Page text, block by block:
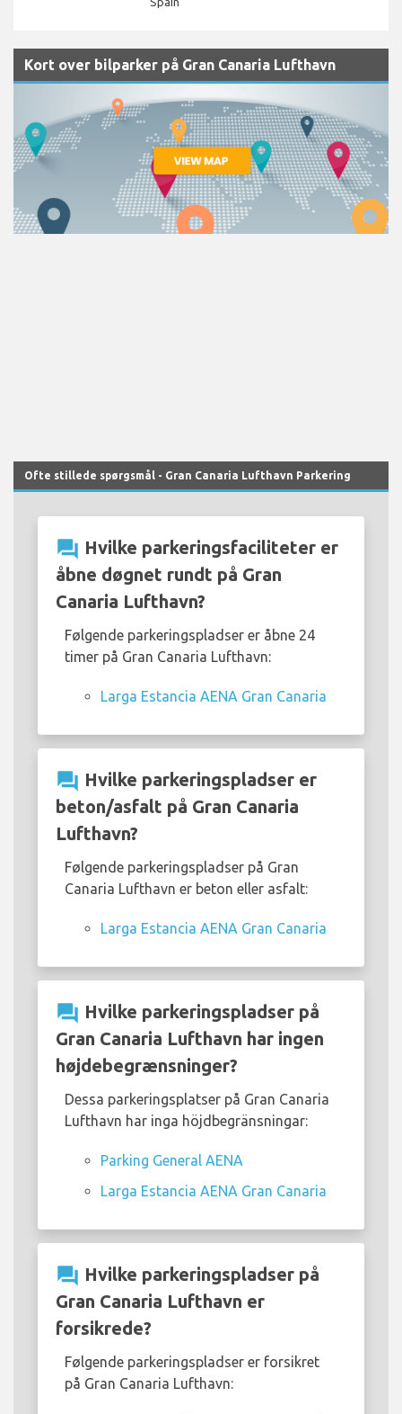
Kort over bilparker på Gran Canaria Lufthavn
Ofte stillede spørgsmål - Gran Canaria Lufthavn Parkering
question_answer Hvilke parkeringsfaciliteter er
åbne døgnet rundt på Gran
Canaria Lufthavn?
Følgende parkeringspladser er åbne 24
timer på Gran Canaria Lufthavn:
Larga Estancia AENA Gran Canaria
question_answer Hvilke parkeringspladser er
beton/asfalt på Gran Canaria
Lufthavn?
Følgende parkeringspladser på Gran
Canaria Lufthavn er beton eller asfalt:
Larga Estancia AENA Gran Canaria
question_answer Hvilke parkeringspladser på
Gran Canaria Lufthavn har ingen
højdebegrænsninger?
Dessa parkeringsplatser på Gran Canaria
Lufthavn har inga höjdbegränsningar:
Parking General AENA
Larga Estancia AENA Gran Canaria
question_answer Hvilke parkeringspladser på
Gran Canaria Lufthavn er
forsikrede?
Følgende parkeringspladser er forsikret
på Gran Canaria Lufthavn: